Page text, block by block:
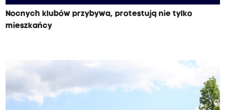
Nocnych klubów przybywa, protestują nie tylko
mieszkańcy